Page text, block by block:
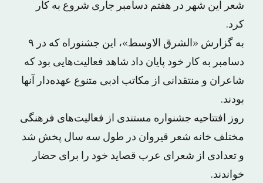
شعر این شهر در هفتم دسامبر جاری شروع به کار
کرد.
به گزارش «الشرق الاوسط»، این جشنوراه که در ۹
دسامبر به کار خود پایان داد شاهد فعالیت‌هایی بود که
شاعران و منتقدانی از مکاتب ادبی متنوع عهده‌دار آنها
بودند.
روز افتتاحیه جشنواره مستندی از فعالیت‌های فرهنگی
مختلف خانه شعر قیروان در طول سه سال پخش شد
و تعدادی از شعرای عرب قصاید خود را برای حضار
خواندند.